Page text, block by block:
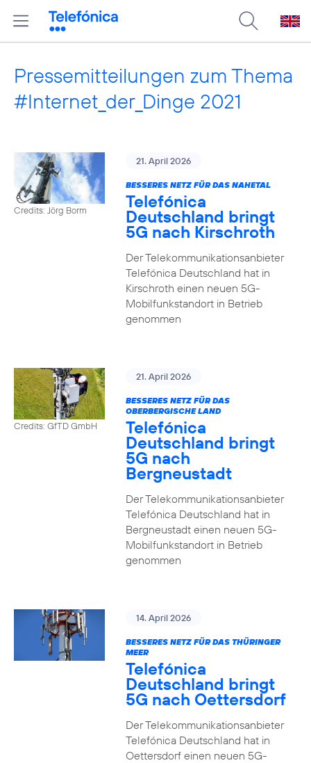
Pressemitteilungen zum Thema
#Internet_der_Dinge 2021
Credits: Jörg Borm
21. April 2026
BESSERES NETZ FÜR DAS NAHETAL
Telefónica
Deutschland bringt
5G nach Kirschroth
Der Telekommunikationsanbieter
Telefónica Deutschland hat in
Kirschroth einen neuen 5G-
Mobilfunkstandort in Betrieb
genommen
Credits: GfTD GmbH
21. April 2026
BESSERES NETZ FÜR DAS
OBERBERGISCHE LAND
Telefónica
Deutschland bringt
5G nach
Bergneustadt
Der Telekommunikationsanbieter
Telefónica Deutschland hat in
Bergneustadt einen neuen 5G-
Mobilfunkstandort in Betrieb
genommen
14. April 2026
BESSERES NETZ FÜR DAS THÜRINGER
MEER
Telefónica
Deutschland bringt
5G nach Oettersdorf
Der Telekommunikationsanbieter
Telefónica Deutschland hat in
Oettersdorf einen neuen 5G-